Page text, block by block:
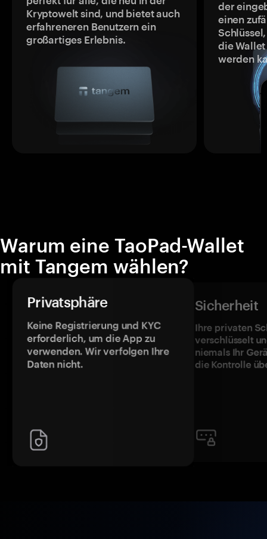
Kryptowelt sind, und bietet auch
erfahreneren Benutzern ein
großartiges Erlebnis.
der
einen
die
werden
Warum eine TaoPad-Wallet
mit Tangem wählen?
Privatsphäre
Keine Registrierung und KYC
erforderlich, um die App zu
verwenden. Wir verfolgen Ihre
Daten nicht.
Sicherheit
Ihre privaten
verschlüsselt
niemals Ihr
die Kontrolle